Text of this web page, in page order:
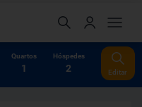
Quartos
1
Hóspedes
2 Editar